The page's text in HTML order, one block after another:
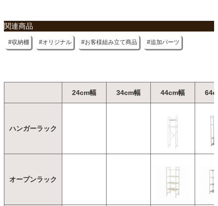
関連商品
収納棚 オリジナル お客様組み立て商品 追加パーツ
24cm幅 34cm幅 44cm幅
ハンガーラック
オープンラック